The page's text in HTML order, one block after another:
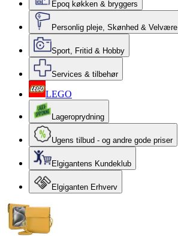
Epoq køkken & bryggers
Personlig pleje, Skønhed & Velvære
Sport, Fritid & Hobby
Services & tilbehør
LEGO
Lageroprydning
Ugens tilbud - og andre gode priser
Elgigantens Kundeklub
Elgiganten Erhverv